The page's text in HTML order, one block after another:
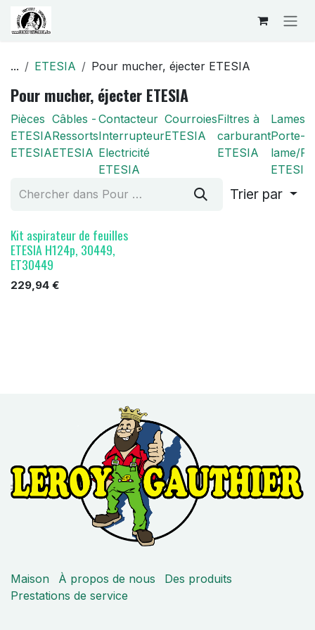
Se rendre au contenu
... ETESIA Pour mucher, éjecter ETESIA
Pour mucher, éjecter ETESIA
Pièces
ETESIA
ETESIA
Câbles -
Ressorts
ETESIA
Contacteur
Interrupteur
Electricité
ETESIA
Courroies
ETESIA
Filtres à
carburant
ETESIA
Lames/
Porte-
lame/
ETESIA
Trier par
Kit aspirateur de feuilles
ETESIA H124p, 30449,
ET30449
229,94 €
Maison À propos de nous
Des produits
Prestations de service